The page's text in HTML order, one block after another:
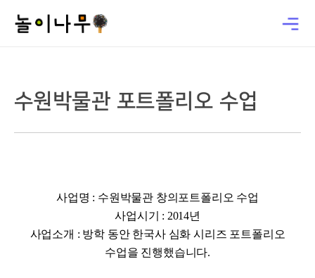
수원박물관 포트폴리오 수업
사업명 : 수원박물관 창의포트폴리오 수업
사업시기 : 2014년
사업소개 : 방학 동안 한국사 심화 시리즈 포트폴리오
수업을 진행했습니다.